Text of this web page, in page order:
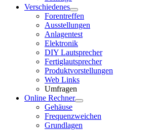
Verschiedenes
Forentreffen
Ausstellungen
Anlagentest
Elektronik
DIY Lautsprecher
Fertiglautsprecher
Produktvorstellungen
Web Links
Umfragen
Online Rechner
Gehäuse
Frequenzweichen
Grundlagen